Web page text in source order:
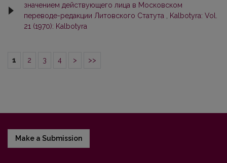
значением действующего лица в Московском
переводе-редакции Литовского Статута
Kalbotyra: Vol.
21 (1970): Kalbotyra
1 2 3 4 > >>
Make a Submission